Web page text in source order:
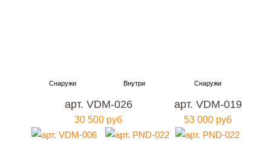
арт. VDM-026
30 500 руб
арт. VDM-019
53 000 руб